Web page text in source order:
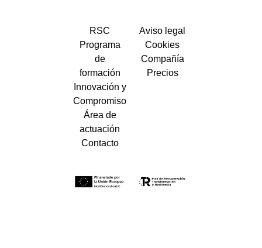
RSC
Programa
de
formación
Innovación y
Compromiso
Área de
actuación
Contacto
Aviso legal
Cookies
Compañía
Precios